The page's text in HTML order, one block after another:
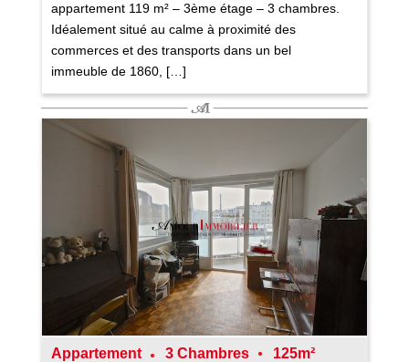
appartement 119 m² – 3ème étage – 3 chambres.
Idéalement situé au calme à proximité des
commerces et des transports dans un bel
immeuble de 1860, […]
Appartement 3 Chambres
125m²